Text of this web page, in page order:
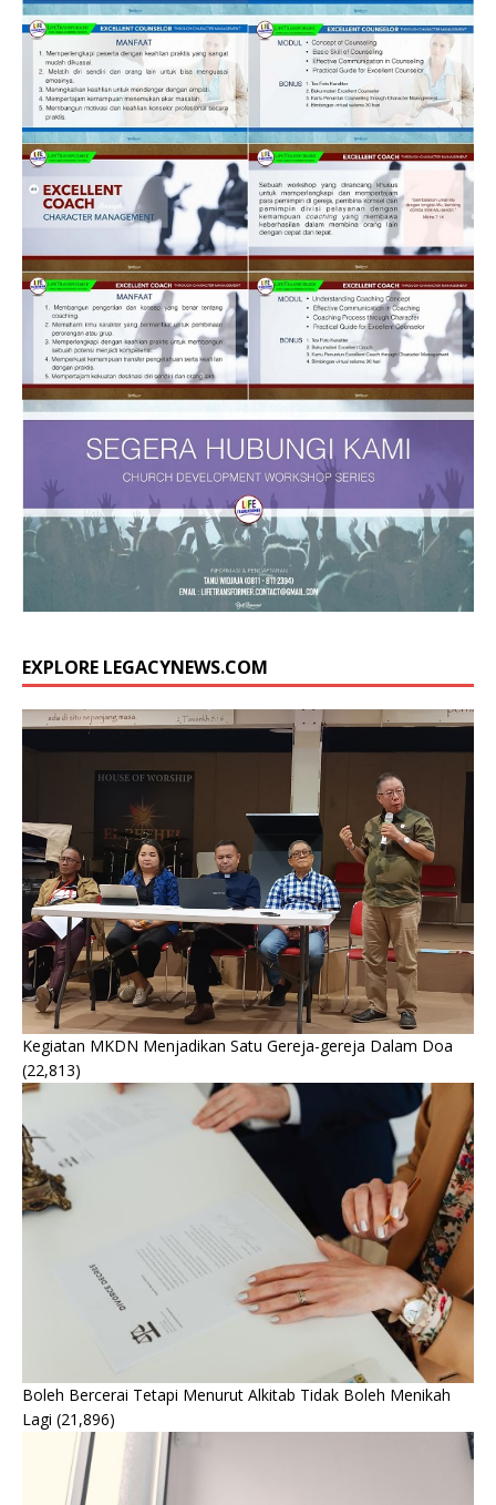
EXPLORE LEGACYNEWS.COM
Kegiatan MKDN Menjadikan Satu Gereja-gereja Dalam Doa
(22,813)
Boleh Bercerai Tetapi Menurut Alkitab Tidak Boleh Menikah
Lagi (21,896)